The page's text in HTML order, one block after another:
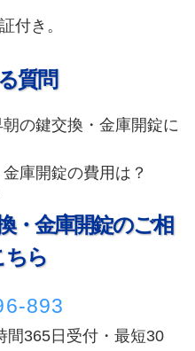
付き。
質問
の鍵交換・金庫開錠に
庫開錠の費用は？
・金庫開錠のご相
ちら
893
間365日受付・最短30